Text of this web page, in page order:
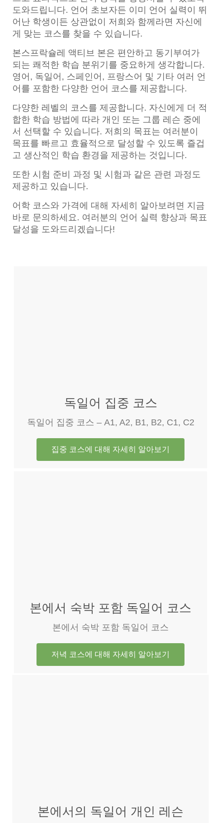
도와드립니다. 언어 초보자든 이미 언어 실력이 뛰
어난 학생이든 상관없이 저희와 함께라면 자신에
게 맞는 코스를 찾을 수 있습니다.
본스프락슐레 액티브 본은 편안하고 동기부여가
되는 쾌적한 학습 분위기를 중요하게 생각합니다.
영어, 독일어, 스페인어, 프랑스어 및 기타 여러 언
어를 포함한 다양한 언어 코스를 제공합니다.
다양한 레벨의 코스를 제공합니다. 자신에게 더 적
합한 학습 방법에 따라 개인 또는 그룹 레슨 중에
서 선택할 수 있습니다. 저희의 목표는 여러분이
목표를 빠르고 효율적으로 달성할 수 있도록 즐겁
고 생산적인 학습 환경을 제공하는 것입니다.
또한 시험 준비 과정 및 시험과 같은 관련 과정도
제공하고 있습니다.
어학 코스와 가격에 대해 자세히 알아보려면 지금
바로 문의하세요. 여러분의 언어 실력 향상과 목표
달성을 도와드리겠습니다!
독일어 집중 코스
독일어 집중 코스 – A1, A2, B1, B2, C1, C2
집중 코스에 대해 자세히 알아보기
본에서 숙박 포함 독일어 코스
본에서 숙박 포함 독일어 코스
저녁 코스에 대해 자세히 알아보기
본에서의 독일어 개인 레슨